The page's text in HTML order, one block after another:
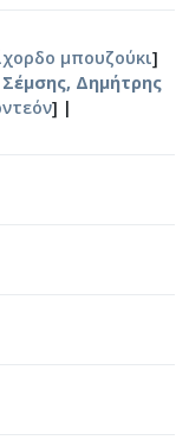
μπουζούκι]
Σέμσης, Δημήτρης
] |